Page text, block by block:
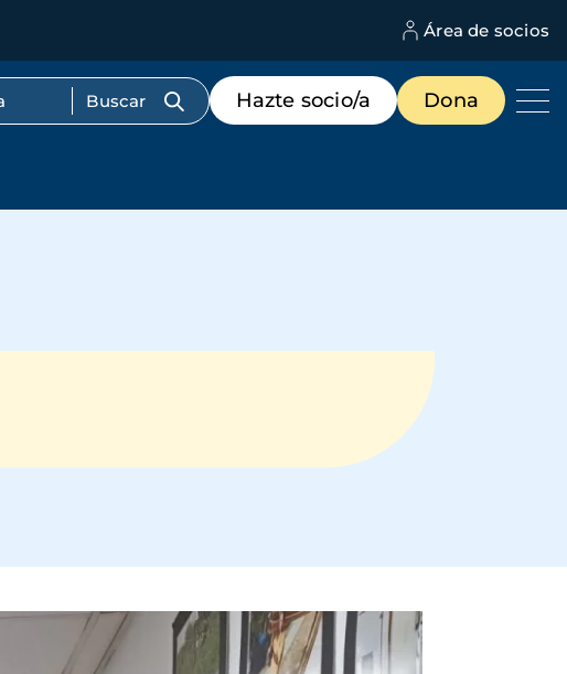
Área de socios
Menú
de
destacados
Hazte socio/a Dona